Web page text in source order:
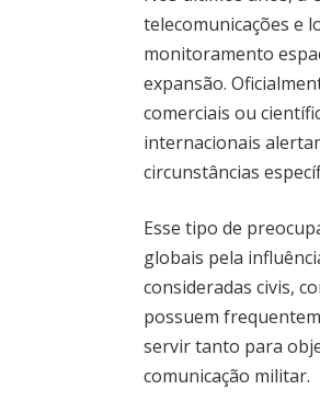
telecomunicações e
monitoramento
expansão.
comerciais ou
internacionais
circunstâncias
Esse tipo de
globais pela
consideradas civis,
possuem
servir tanto para
comunicação militar.